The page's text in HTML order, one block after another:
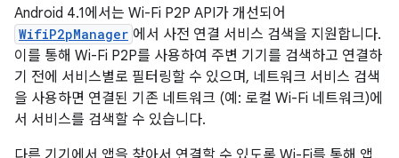
Android 4.1에서는 Wi-Fi P2P API가 개선되어
WifiP2pManager 에서 사전 연결 서비스 검색을 지원합니다.
이를 통해 Wi-Fi P2P를 사용하여 주변 기기를 검색하고 연결하
기 전에 서비스별로 필터링할 수 있으며, 네트워크 서비스 검색
을 사용하면 연결된 기존 네트워크 (예: 로컬 Wi-Fi 네트워크)에
서 서비스를 검색할 수 있습니다.